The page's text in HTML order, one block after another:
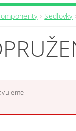
DOPLŇKY
BAZÉNY
Sedlovky